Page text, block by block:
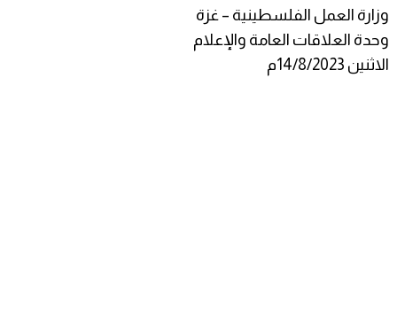
وزارة العمل الفلسطينية – غزة
وحدة العلاقات العامة والإعلام
الاثنين 14/8/2023م